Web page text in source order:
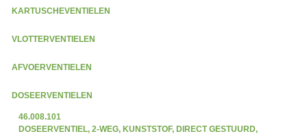
KARTUSCHEVENTIELEN
VLOTTERVENTIELEN
AFVOERVENTIELEN
DOSEERVENTIELEN
46.008.101
DOSEERVENTIEL, 2-WEG, KUNSTSTOF, DIRECT GESTUURD,